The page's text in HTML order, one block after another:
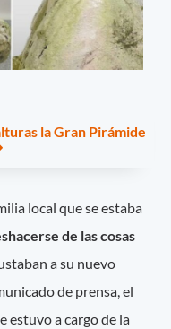
la Gran Pirámide
local que se estaba
de las cosas
a su nuevo
de prensa, el
estuvo a cargo de la